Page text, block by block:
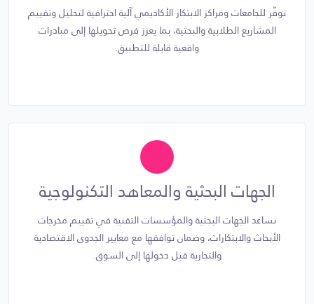
نوفّر للجامعات ومراكز الابتكار الأكاديمي آلية احترافية لتحليل وتقييم
المشاريع الطلابية والبحثية، بما يعزز فرص تحويلها إلى مبادرات
واقعية قابلة للتطبيق.
الجهات البحثية والمعاهد التكنولوجية
نساعد الجهات البحثية والمؤسسات التقنية في تقييم مخرجات
الأبحاث والابتكارات، وضمان توافقها مع معايير الجدوى الاقتصادية
والتجارية قبل دخولها إلى السوق.